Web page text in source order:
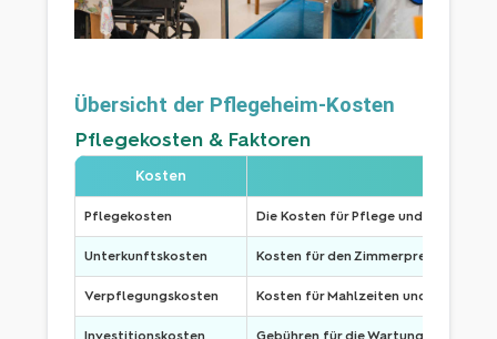
Übersicht der Pflegeheim-Kosten
Pflegekosten & Faktoren
Kosten
Pflegekosten Die Kosten für Pflege und
Unterkunftskosten Kosten für den Zimmerpreis,
Verpflegungskosten Kosten für Mahlzeiten und
Investitionskosten Gebühren für die Wartung und